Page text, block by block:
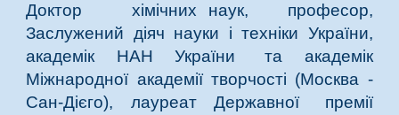
Доктор хімічних
наук,
професор,
Заслужений діяч науки і техніки України,
академік НАН України та академік
Міжнародної академії творчості (Москва -
Сан-Дієго), лауреат Державної премії